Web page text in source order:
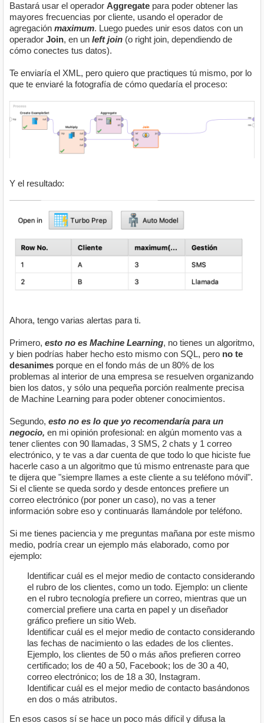
Bastará usar el operador Aggregate para poder obtener las
mayores frecuencias por cliente, usando el operador de
agregación maximum. Luego puedes unir esos datos con un
operador Join, en un left join (o right join, dependiendo de
cómo conectes tus datos).
Te enviaría el XML, pero quiero que practiques tú mismo, por lo
que te enviaré la fotografía de cómo quedaría el proceso:
Y el resultado:
Ahora, tengo varias alertas para ti.
Primero, esto no es Machine Learning, no tienes un algoritmo,
y bien podrías haber hecho esto mismo con SQL, pero no te
desanimes porque en el fondo más de un 80% de los
problemas al interior de una empresa se resuelven organizando
bien los datos, y sólo una pequeña porción realmente precisa
de Machine Learning para poder obtener conocimientos.
Segundo, esto no es lo que yo recomendaría para un
negocio, en mi opinión profesional: en algún momento vas a
tener clientes con 90 llamadas, 3 SMS, 2 chats y 1 correo
electrónico, y te vas a dar cuenta de que todo lo que hiciste fue
hacerle caso a un algoritmo que tú mismo entrenaste para que
te dijera que "siempre llames a este cliente a su teléfono móvil".
Si el cliente se queda sordo y desde entonces prefiere un
correo electrónico (por poner un caso), no vas a tener
información sobre eso y continuarás llamándole por teléfono.
Si me tienes paciencia y me preguntas mañana por este mismo
medio, podría crear un ejemplo más elaborado, como por
ejemplo:
Identificar cuál es el mejor medio de contacto considerando
el rubro de los clientes, como un todo. Ejemplo: un cliente
en el rubro tecnología prefiere un correo, mientras que un
comercial prefiere una carta en papel y un diseñador
gráfico prefiere un sitio Web.
Identificar cuál es el mejor medio de contacto considerando
las fechas de nacimiento o las edades de los clientes.
Ejemplo, los clientes de 50 o más años prefieren correo
certificado; los de 40 a 50, Facebook; los de 30 a 40,
correo electrónico; los de 18 a 30, Instagram.
Identificar cuál es el mejor medio de contacto basándonos
en dos o más atributos.
En esos casos sí se hace un poco más difícil y difusa la